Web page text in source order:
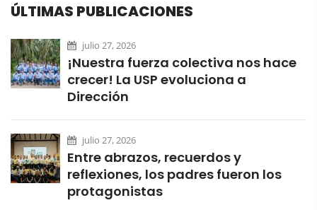
ÚLTIMAS PUBLICACIONES
julio 27, 2026
¡Nuestra fuerza colectiva nos hace
crecer! La USP evoluciona a
Dirección
julio 27, 2026
Entre abrazos, recuerdos y
reflexiones, los padres fueron los
protagonistas